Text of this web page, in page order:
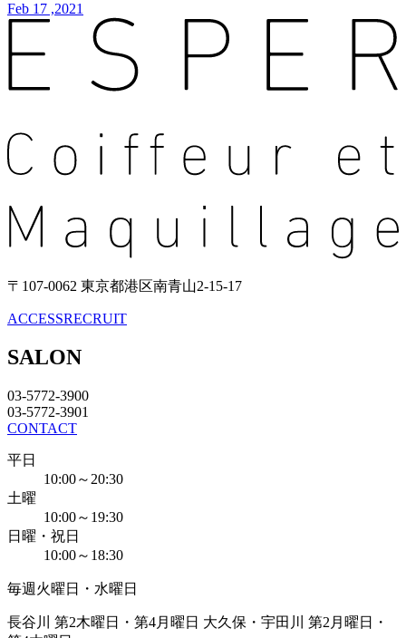
Feb 17 ,2021
〒107-0062 東京都港区南青山2-15-17
ACCESSRECRUIT
SALON
03-5772-3900
03-5772-3901
CONTACT
平日
10:00～20:30
土曜
10:00～19:30
日曜・祝日
10:00～18:30
毎週火曜日・水曜日
長谷川 第2木曜日・第4月曜日 大久保・宇田川 第2月曜日・